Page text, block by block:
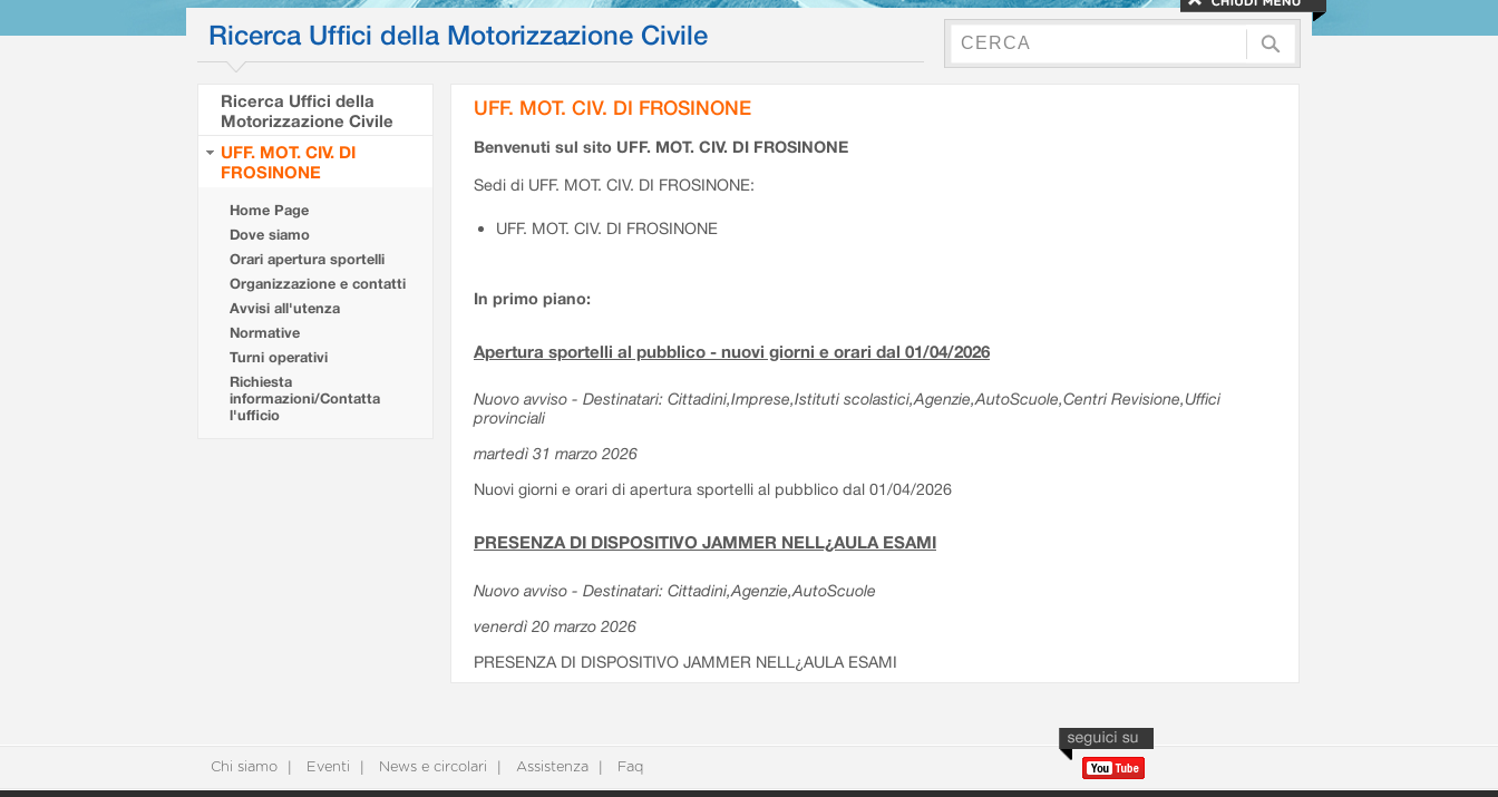
Ricerca Uffici della Motorizzazione Civile
Ricerca Uffici della
Motorizzazione Civile
UFF. MOT. CIV. DI
FROSINONE
Home Page
Dove siamo
Orari apertura sportelli
Organizzazione e contatti
Avvisi all'utenza
Normative
Turni operativi
Richiesta
informazioni/Contatta
l'ufficio
UFF. MOT. CIV. DI FROSINONE
Benvenuti sul sito UFF. MOT. CIV. DI FROSINONE
Sedi di UFF. MOT. CIV. DI FROSINONE:
UFF. MOT. CIV. DI FROSINONE
In primo piano:
Apertura sportelli al pubblico - nuovi giorni e orari dal 01/04/2026
Nuovo avviso - Destinatari: Cittadini,Imprese,Istituti scolastici,Agenzie,AutoScuole,Centri Revisione,Uffici
provinciali
martedì 31 marzo 2026
Nuovi giorni e orari di apertura sportelli al pubblico dal 01/04/2026
PRESENZA DI DISPOSITIVO JAMMER NELL¿AULA ESAMI
Nuovo avviso - Destinatari: Cittadini,Agenzie,AutoScuole
venerdì 20 marzo 2026
PRESENZA DI DISPOSITIVO JAMMER NELL¿AULA ESAMI
Chi siamo Eventi News e circolari Assistenza Faq